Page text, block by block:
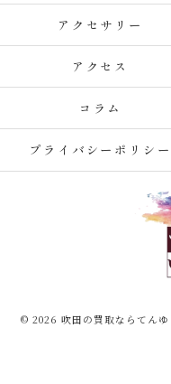
アクセサリー
アクセス
コラム
プライバシーポリシー
© 2026 吹田の買取ならてん